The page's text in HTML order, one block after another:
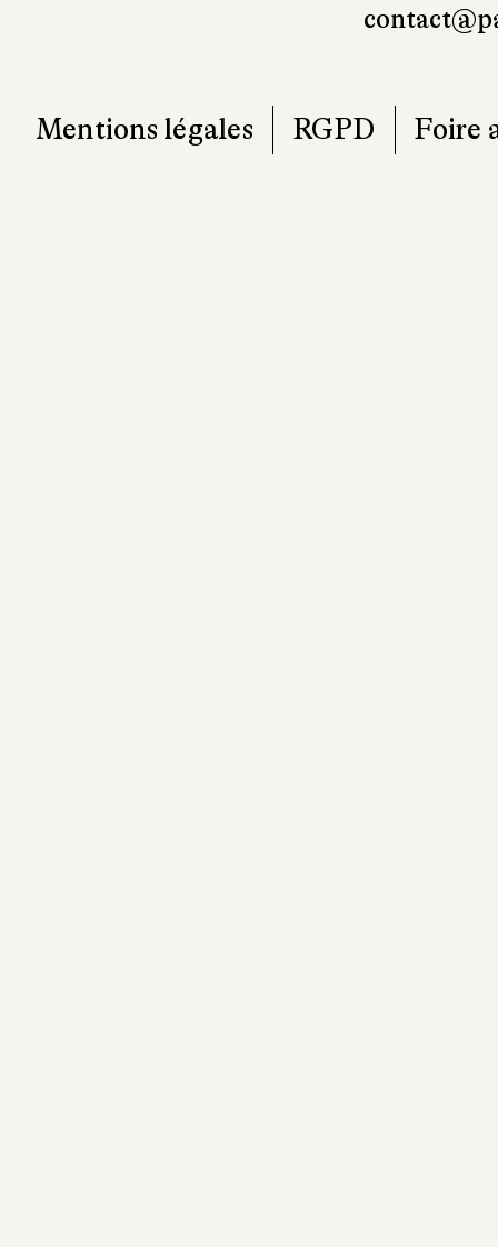
Mentions légales RGPD Foire